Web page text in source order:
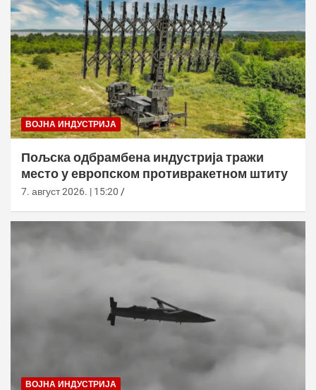
ВОЈНА ИНДУСТРИЈА
Пољска одбрамбена индустрија тражи
место у европском противракетном штиту
7. август 2026. | 15:20
ВОЈНА ИНДУСТРИЈА